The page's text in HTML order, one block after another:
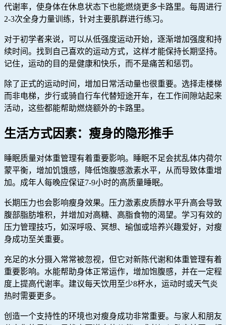
代谢率，使身体在休息状态下也能燃烧更多卡路里。每周进行
2-3次全身力量训练，针对主要肌群进行练习。
对于初学者来说，可以从低强度运动开始，逐渐增加强度和持
续时间。找到自己喜欢的运动方式，这样才能保持长期坚持。
记住，运动的目的是健康和快乐，而不是痛苦和惩罚。
除了正式的运动时间，增加日常活动量也很重要。选择走楼梯
而非电梯，步行或骑自行车代替短途开车，在工作间隙站起来
活动，这些都能帮助燃烧额外的卡路里。
生活方式因素：瘦身的隐形推手
睡眠质量对体重管理有着重要影响。睡眠不足会扰乱体内荷尔
蒙平衡，增加饥饿感，降低饱腹感激素水平，从而导致体重增
加。成年人每晚应保证7-9小时的高质量睡眠。
长期压力也会影响瘦身效果。压力激素皮质醇水平升高会导致
腹部脂肪堆积，并增加对高糖、高脂食物的渴望。学习有效的
压力管理技巧，如深呼吸、冥想、瑜伽或培养兴趣爱好，对瘦
身成功至关重要。
充足的水分摄入常常被忽视，但它对新陈代谢和体重管理有着
重要影响。水能帮助身体正常运作，增加饱腹感，并在一定程
度上提高代谢率。建议每天饮用至少8杯水，运动时或天气炎
热时需要更多。
创造一个支持性的环境也对瘦身成功非常重要。与家人和朋友